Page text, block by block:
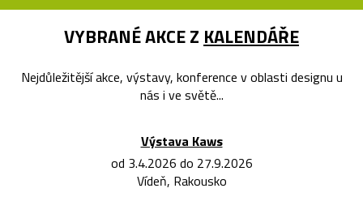
VYBRANÉ AKCE Z KALENDÁŘE
Nejdůležitější akce, výstavy, konference v oblasti designu u
nás i ve světě...
Výstava Kaws
od 3.4.2026 do 27.9.2026
Vídeň, Rakousko